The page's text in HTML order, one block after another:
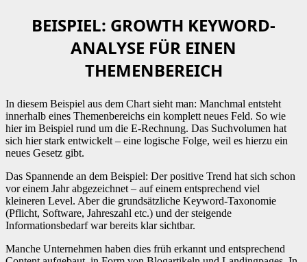
BEISPIEL: GROWTH KEYWORD-
ANALYSE FÜR EINEN
THEMENBEREICH
In diesem Beispiel aus dem Chart sieht man: Manchmal entsteht
innerhalb eines Themenbereichs ein komplett neues Feld. So wie
hier im Beispiel rund um die E-Rechnung. Das Suchvolumen hat
sich hier stark entwickelt – eine logische Folge, weil es hierzu ein
neues Gesetz gibt.
Das Spannende an dem Beispiel: Der positive Trend hat sich schon
vor einem Jahr abgezeichnet – auf einem entsprechend viel
kleineren Level. Aber die grundsätzliche Keyword-Taxonomie
(Pflicht, Software, Jahreszahl etc.) und der steigende
Informationsbedarf war bereits klar sichtbar.
Manche Unternehmen haben dies früh erkannt und entsprechend